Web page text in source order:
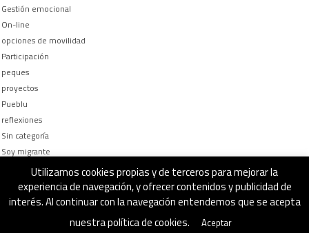
Gestión emocional
On-line
opciones de movilidad
Participación
peques
proyectos
Pueblu
reflexiones
Sin categoría
Soy migrante
Too busy to be
¿Por qué y Para qué?
Utilizamos cookies propias y de terceros para mejorar la
experiencia de navegación, y ofrecer contenidos y publicidad de
interés. Al continuar con la navegación entendemos que se acepta
nuestra política de cookies.
Aceptar